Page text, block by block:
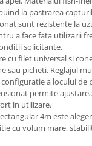
la pastrarea
sunt rezistente la
a face fata utilizarii
solicitante.
cu filet universal si
sau picheti. Reglajul
a locului de
permite
in utilizare.
4m este
cu volum mare,